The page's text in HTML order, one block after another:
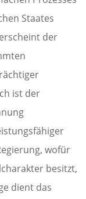
Staates
der
ist der
wofür
besitzt,
dient das